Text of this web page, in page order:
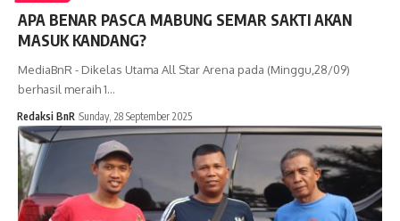
APA BENAR PASCA MABUNG SEMAR SAKTI AKAN
MASUK KANDANG?
MediaBnR - Dikelas Utama All Star Arena pada (Minggu,28/09)
berhasil meraih 1…
Redaksi BnR Sunday, 28 September 2025